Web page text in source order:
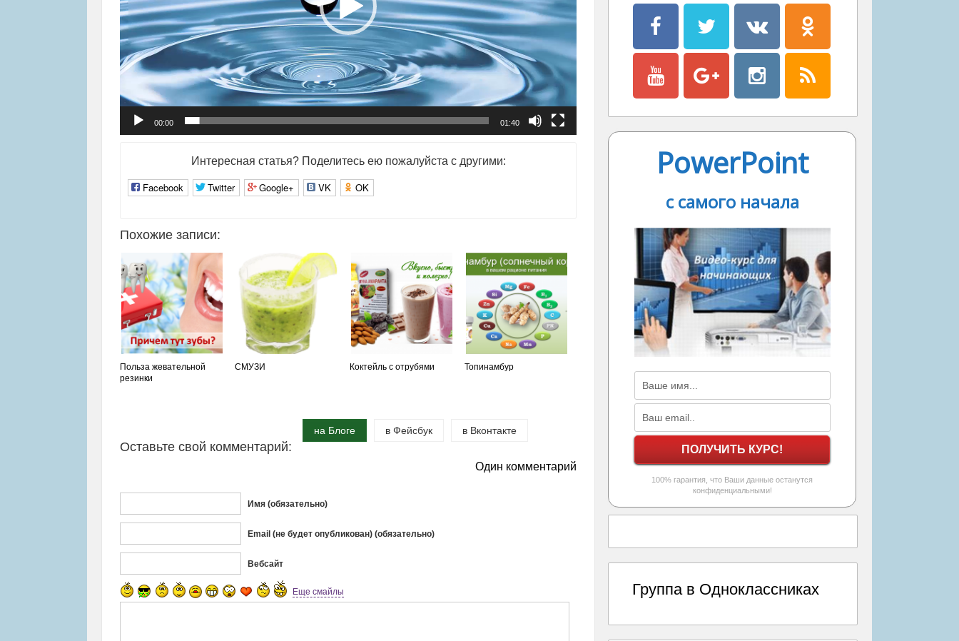
00:00 01:40
Интересная статья? Поделитесь ею пожалуйста с другими:
Facebook Twitter Google+ VK OK
Похожие записи:
Польза жевательной
резинки
СМУЗИ Коктейль с отрубями Топинамбур
Оставьте свой комментарий:
на Блоге в Фейсбук в Вконтакте
Один комментарий
Имя (обязательно)
Email (не будет опубликован) (обязательно)
Вебсайт
Еще смайлы
PowerPoint
с самого начала
100% гарантия, что Ваши данные останутся
конфиденциальными!
Группа в Одноклассниках